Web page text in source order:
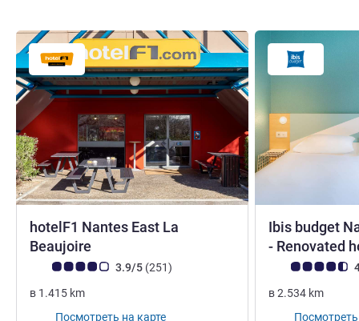
hotelF1 Nantes East La
Beaujoire
Примечание: отзывы клиентов (Рейтинг ALL)
3.9/5 (251Отзывов
)
в 1.415 km
Посмотреть на карте
Ibis budget
- Renovated
Примечание:
в2.534 km
Посмотреть